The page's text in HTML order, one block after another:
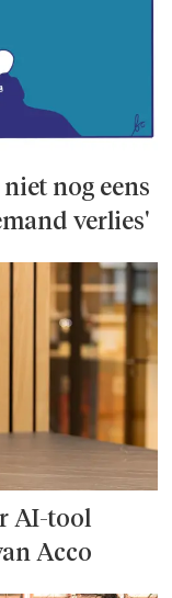
nog eens
verlies'
AI-tool
Acco